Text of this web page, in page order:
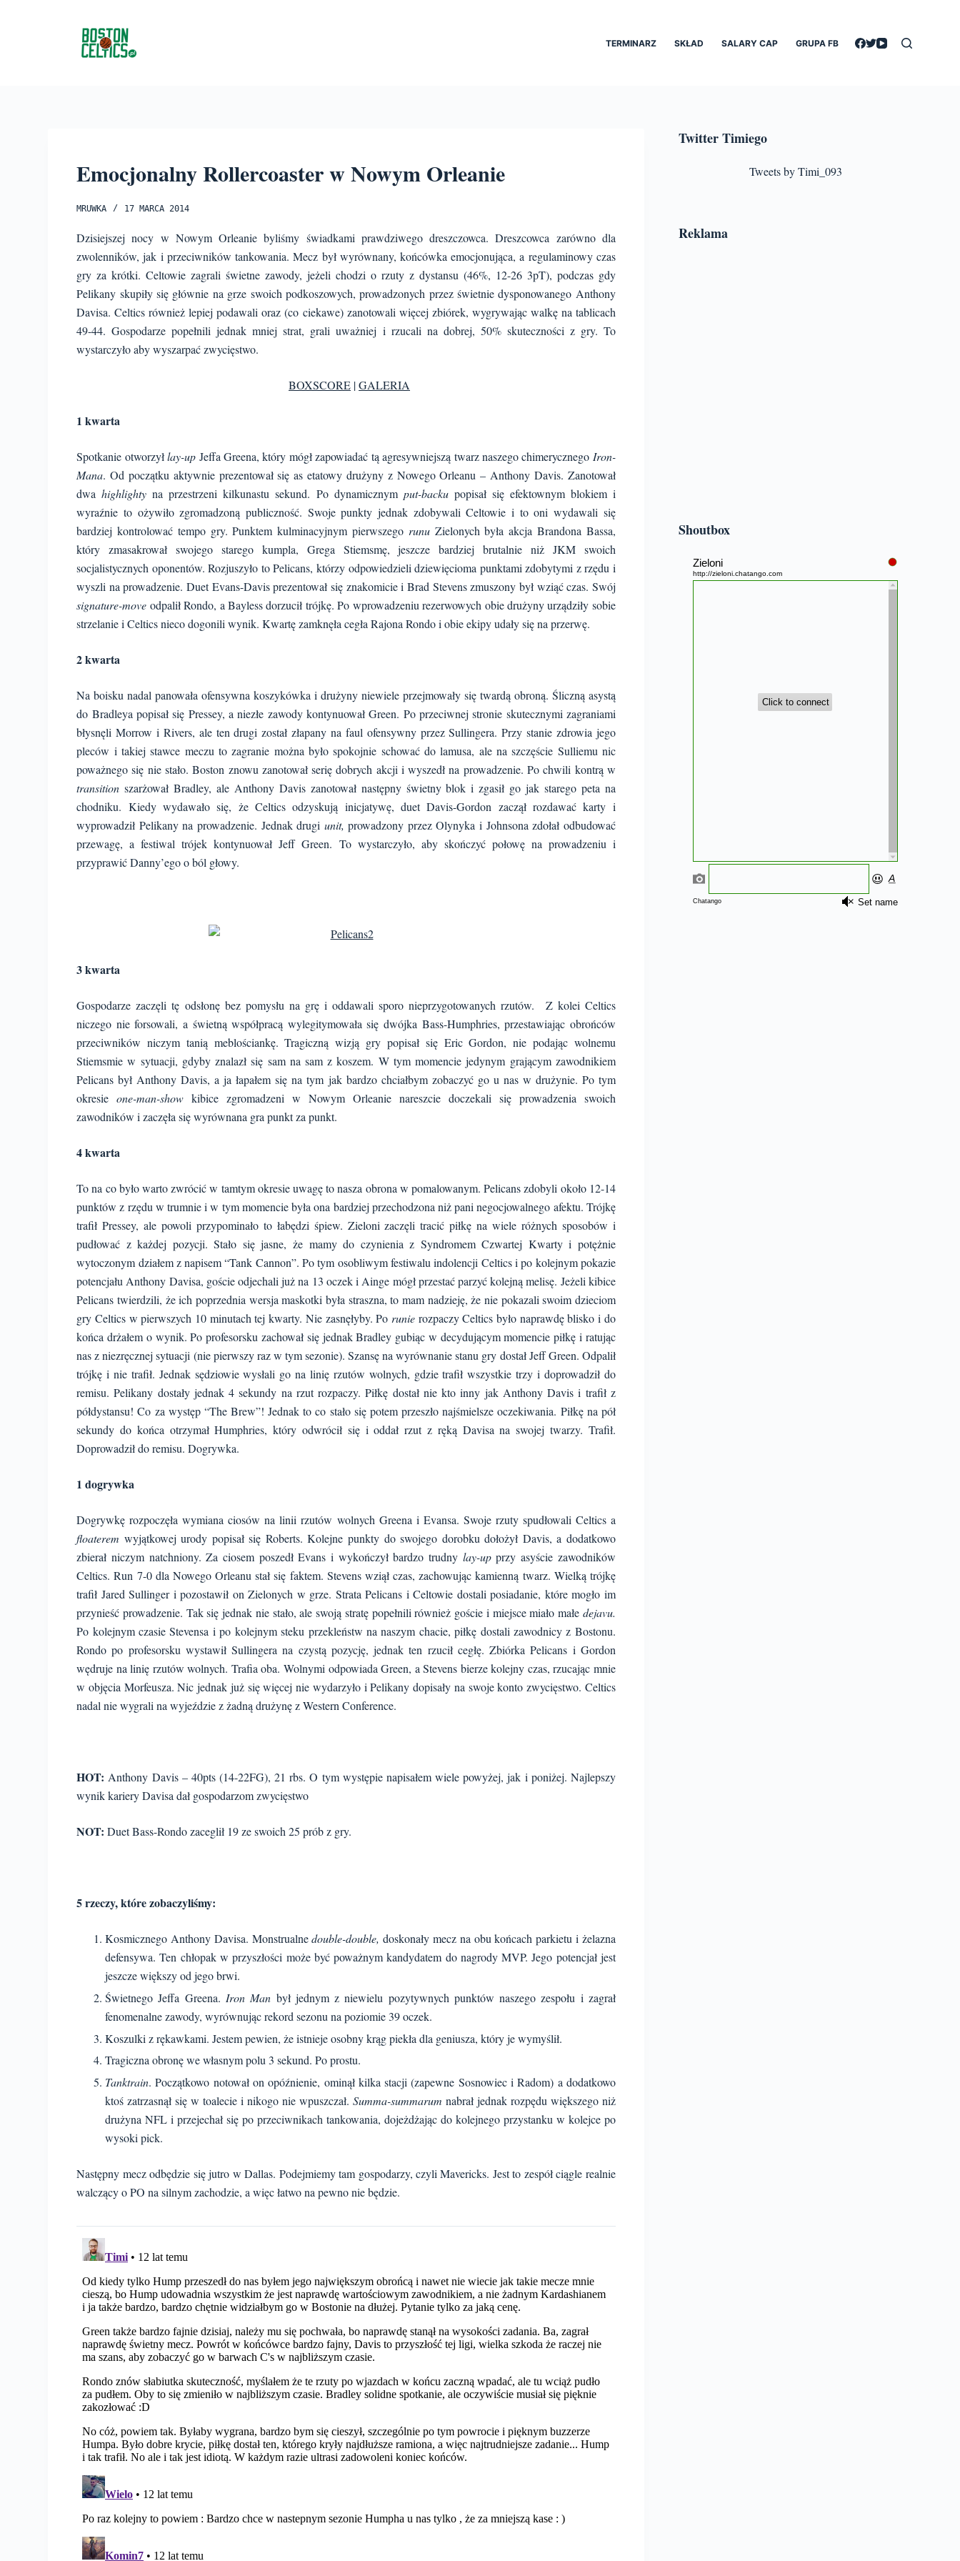
TERMINARZ SKŁAD SALARY CAP GRUPA FB
Emocjonalny Rollercoaster w Nowym Orleanie
MRUWKA 17 MARCA 2014
Dzisiejszej nocy w Nowym Orleanie byliśmy świadkami prawdziwego dreszczowca. Dreszcowca zarówno dla
zwolenników, jak i przeciwników tankowania. Mecz był wyrównany, końcówka emocjonująca, a regulaminowy czas
gry za krótki. Celtowie zagrali świetne zawody, jeżeli chodzi o rzuty z dystansu (46%, 12-26 3pT), podczas gdy
Pelikany skupiły się głównie na grze swoich podkoszowych, prowadzonych przez świetnie dysponowanego Anthony
Davisa. Celtics również lepiej podawali oraz (co ciekawe) zanotowali więcej zbiórek, wygrywając walkę na tablicach
49-44. Gospodarze popełnili jednak mniej strat, grali uważniej i rzucali na dobrej, 50% skuteczności z gry. To
wystarczyło aby wyszarpać zwycięstwo.
BOXSCORE |GALERIA
1 kwarta
Spotkanie otworzyłlay-up Jeffa Greena, który mógł zapowiadać tą agresywniejszą twarz naszego chimerycznego Iron-
Mana. Od początku aktywnie prezentował się as etatowy drużyny z Nowego Orleanu – Anthony Davis. Zanotował
dwahighlightyna przestrzeni kilkunastu sekund. Po dynamicznym put-backupopisał się efektownym blokiem i
wyraźnie to ożywiło zgromadzoną publiczność. Swoje punkty jednak zdobywali Celtowie i to oni wydawali się
bardziej kontrolować tempo gry. Punktem kulminacyjnym pierwszego runuZielonych była akcja Brandona Bassa,
który zmasakrował swojego starego kumpla, Grega Stiemsmę, jeszcze bardziej brutalnie niż JKM swoich
socjalistycznych oponentów. Rozjuszyło to Pelicans, którzy odpowiedzieli dziewięcioma punktami zdobytymi z rzędu i
wyszli na prowadzenie. Duet Evans-Davis prezentował się znakomicie i Brad Stevens zmuszony był wziąć czas. Swój
signature-move odpalił Rondo, a Bayless dorzucił trójkę. Po wprowadzeniu rezerwowych obie drużyny urządziły sobie
strzelanie i Celtics nieco dogonili wynik. Kwartę zamknęła cegła Rajona Rondo i obie ekipy udały się na przerwę.
2 kwarta
Na boisku nadal panowała ofensywna koszykówka i drużyny niewiele przejmowały się twardą obroną. Śliczną asystą
do Bradleya popisał się Pressey, a niezłe zawody kontynuował Green. Po przeciwnej stronie skutecznymi zagraniami
błysnęli Morrow i Rivers, ale ten drugi został złapany na faul ofensywny przez Sullingera. Przy stanie zdrowia jego
pleców i takiej stawce meczu to zagranie można było spokojnie schować do lamusa, ale na szczęście Sulliemu nic
poważnego się nie stało. Boston znowu zanotował serię dobrych akcji i wyszedł na prowadzenie. Po chwili kontrą w
transition szarżował Bradley, ale Anthony Davis zanotował następny świetny blok i zgasił go jak starego peta na
chodniku. Kiedy wydawało się, że Celtics odzyskują inicjatywę, duet Davis-Gordon zaczął rozdawać karty i
wyprowadził Pelikany na prowadzenie. Jednak drugi unit, prowadzony przez Olynyka i Johnsona zdołał odbudować
przewagę, a festiwal trójek kontynuował Jeff Green. To wystarczyło, aby skończyć połowę na prowadzeniu i
przyprawić Danny’ego o ból głowy.
3 kwarta
Gospodarze zaczęli tę odsłonę bez pomysłu na grę i oddawali sporo nieprzygotowanych rzutów. Z kolei Celtics
niczego nie forsowali, a świetną współpracą wylegitymowała się dwójka Bass-Humphries, przestawiając obrońców
przeciwników niczym tanią meblościankę. Tragiczną wizją gry popisał się Eric Gordon, nie podając wolnemu
Stiemsmie w sytuacji, gdyby znalazł się sam na sam z koszem. W tym momencie jedynym grającym zawodnikiem
Pelicans był Anthony Davis, a ja łapałem się na tym jak bardzo chciałbym zobaczyć go u nas w drużynie. Po tym
okresieone-man-show kibice zgromadzeni w Nowym Orleanie nareszcie doczekali się prowadzenia swoich
zawodników i zaczęła się wyrównana gra punkt za punkt.
4 kwarta
To na co było warto zwrócić w tamtym okresie uwagę to nasza obrona w pomalowanym. Pelicans zdobyli około 12-14
punktów z rzędu w trumnie i w tym momencie była ona bardziej przechodzona niż pani negocjowalnego afektu. Trójkę
trafił Pressey, ale powoli przypominało to łabędzi śpiew. Zieloni zaczęli tracić piłkę na wiele różnych sposobów i
pudłować z każdej pozycji. Stało się jasne, że mamy do czynienia z Syndromem Czwartej Kwarty i potężnie
wytoczonym działem z napisem “Tank Cannon”. Po tym osobliwym festiwalu indolencji Celtics i po kolejnym pokazie
potencjału Anthony Davisa, goście odjechali już na 13 oczek i Ainge mógł przestać parzyć kolejną melisę. Jeżeli kibice
Pelicans twierdzili, że ich poprzednia wersja maskotki była straszna, to mam nadzieję, że nie pokazali swoim dzieciom
gry Celtics w pierwszych 10 minutach tej kwarty. Nie zasnęłyby. Po runierozpaczy Celtics było naprawdę blisko i do
końca drżałem o wynik. Po profesorsku zachował się jednak Bradley gubiąc w decydującym momencie piłkę i ratując
nas z niezręcznej sytuacji (nie pierwszy raz w tym sezonie). Szansę na wyrównanie stanu gry dostał Jeff Green. Odpalił
trójkę i nie trafił. Jednak sędziowie wysłali go na linię rzutów wolnych, gdzie trafił wszystkie trzy i doprowadził do
remisu. Pelikany dostały jednak 4 sekundy na rzut rozpaczy. Piłkę dostał nie kto inny jak Anthony Davis i trafił z
półdystansu! Co za występ “The Brew”! Jednak to co stało się potem przeszło najśmielsze oczekiwania. Piłkę na pół
sekundy do końca otrzymał Humphries, który odwrócił się i oddał rzut z ręką Davisa na swojej twarzy. Trafił.
Doprowadził do remisu. Dogrywka.
1 dogrywka
Dogrywkę rozpoczęła wymiana ciosów na linii rzutów wolnych Greena i Evansa. Swoje rzuty spudłowali Celtics a
floaterem wyjątkowej urody popisał się Roberts. Kolejne punkty do swojego dorobku dołożył Davis, a dodatkowo
zbierał niczym natchniony. Za ciosem poszedł Evans i wykończył bardzo trudny lay-upprzy asyście zawodników
Celtics. Run 7-0 dla Nowego Orleanu stał się faktem. Stevens wziął czas, zachowując kamienną twarz. Wielką trójkę
trafił Jared Sullinger i pozostawił on Zielonych w grze. Strata Pelicans i Celtowie dostali posiadanie, które mogło im
przynieść prowadzenie. Tak się jednak nie stało, ale swoją stratę popełnili również goście i miejsce miało małe dejavu.
Po kolejnym czasie Stevensa i po kolejnym steku przekleństw na naszym chacie, piłkę dostali zawodnicy z Bostonu.
Rondo po profesorsku wystawił Sullingera na czystą pozycję, jednak ten rzucił cegłę. Zbiórka Pelicans i Gordon
wędruje na linię rzutów wolnych. Trafia oba. Wolnymi odpowiada Green, a Stevens bierze kolejny czas, rzucając mnie
w objęcia Morfeusza. Nic jednak już się więcej nie wydarzyło i Pelikany dopisały na swoje konto zwycięstwo. Celtics
nadal nie wygrali na wyjeździe z żadną drużynę z Western Conference.
HOT:Anthony Davis – 40pts (14-22FG), 21 rbs. O tym występie napisałem wiele powyżej, jak i poniżej. Najlepszy
wynik kariery Davisa dał gospodarzom zwycięstwo
NOT:Duet Bass-Rondo zaceglił 19 ze swoich 25 prób z gry.
5 rzeczy, które zobaczyliśmy:
Kosmicznego Anthony Davisa. Monstrualnedouble-double, doskonały mecz na obu końcach parkietu i żelazna
defensywa. Ten chłopak w przyszłości może być poważnym kandydatem do nagrody MVP. Jego potencjał jest
jeszcze większy od jego brwi.
Świetnego Jeffa Greena. Iron Man był jednym z niewielu pozytywnych punktów naszego zespołu i zagrał
fenomenalne zawody, wyrównując rekord sezonu na poziomie 39 oczek.
Koszulki z rękawkami. Jestem pewien, że istnieje osobny krąg piekła dla geniusza, który je wymyślił.
Tragiczna obronę we własnym polu 3 sekund. Po prostu.
Tanktrain. Początkowo notował on opóźnienie, ominął kilka stacji (zapewne Sosnowiec i Radom) a dodatkowo
ktoś zatrzasnął się w toalecie i nikogo nie wpuszczał. Summa-summarum nabrał jednak rozpędu większego niż
drużyna NFL i przejechał się po przeciwnikach tankowania, dojeżdżając do kolejnego przystanku w kolejce po
wysoki pick.
Następny mecz odbędzie się jutro w Dallas. Podejmiemy tam gospodarzy, czyli Mavericks. Jest to zespół ciągle realnie
walczący o PO na silnym zachodzie, a więc łatwo na pewno nie będzie.
Twitter Timiego
Tweets by Timi_093
Reklama
Shoutbox